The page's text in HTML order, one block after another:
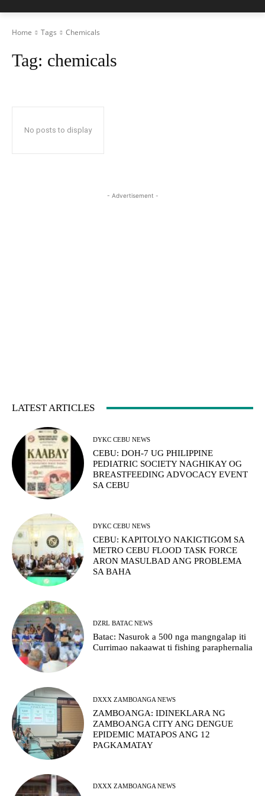
Home Tags Chemicals
Tag: chemicals
No posts to display
- Advertisement -
LATEST ARTICLES
DYKC CEBU NEWS
CEBU: DOH-7 UG PHILIPPINE
PEDIATRIC SOCIETY NAGHIKAY OG
BREASTFEEDING ADVOCACY EVENT
SA CEBU
DYKC CEBU NEWS
CEBU: KAPITOLYO NAKIGTIGOM SA
METRO CEBU FLOOD TASK FORCE
ARON MASULBAD ANG PROBLEMA
SA BAHA
DZRL BATAC NEWS
Batac: Nasurok a 500 nga mangngalap iti
Currimao nakaawat ti fishing paraphernalia
DXXX ZAMBOANGA NEWS
ZAMBOANGA: IDINEKLARA NG
ZAMBOANGA CITY ANG DENGUE
EPIDEMIC MATAPOS ANG 12
PAGKAMATAY
DXXX ZAMBOANGA NEWS